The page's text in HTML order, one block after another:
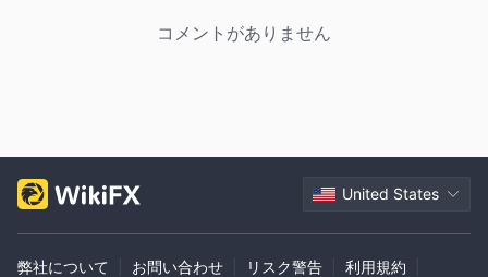
コメントがありません
United States
弊社について お問い合わせ リスク警告 利用規約